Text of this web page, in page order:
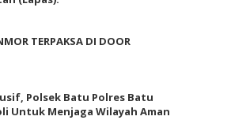
TERPAKSA DI DOOR
Polsek Batu Polres Batu
Untuk Menjaga Wilayah Aman